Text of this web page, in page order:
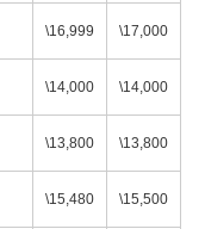
\16,999 \17,000
\14,000 \14,000
\13,800 \13,800
\15,480 \15,500